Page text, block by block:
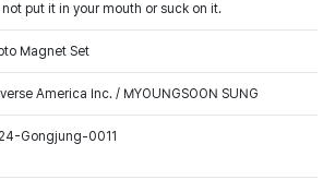
not put it in your mouth or suck on it.
Magnet Set
America Inc. / MYOUNGSOON SUNG
Gongjung-0011